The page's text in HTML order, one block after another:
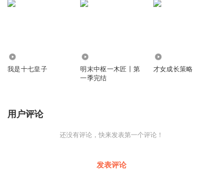
我是十七皇子
明末中枢一木匠丨第
一季完结
才女成长策略
用户评论
还没有评论，快来发表第一个评论！
发表评论